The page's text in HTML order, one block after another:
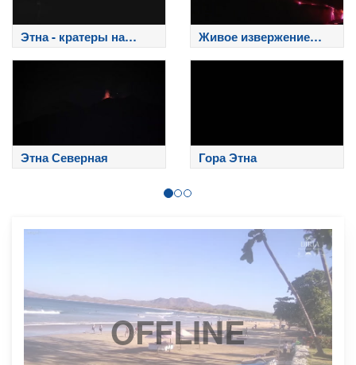
Этна - кратеры на
вершине
Живое извержение
Этны
Этна Северная Гора Этна
OFFLINE